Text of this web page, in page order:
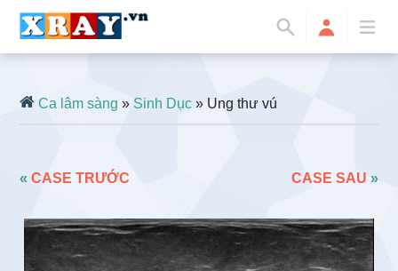
Ca lâm sàng »Sinh Dục » Ung thư vú
«CASE TRƯỚC CASE SAU »